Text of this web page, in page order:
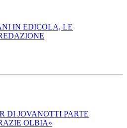
IN EDICOLA, LE
DI JOVANOTTI PARTE
OLBIA»